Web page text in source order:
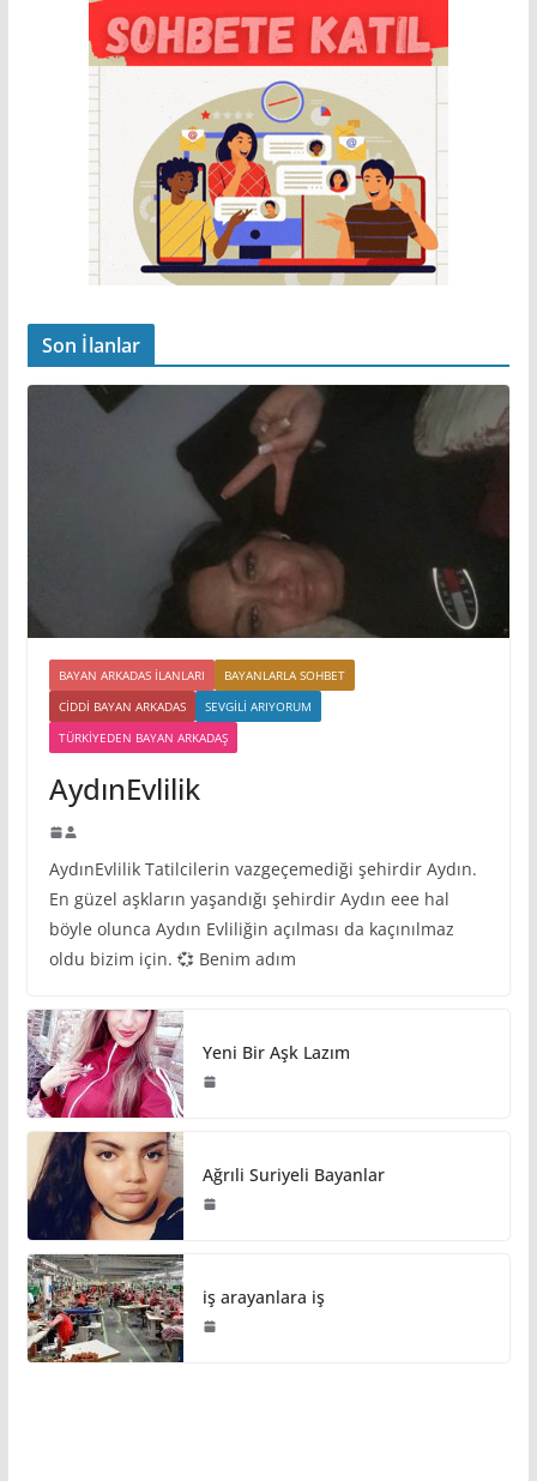
Son İlanlar
BAYAN ARKADAS ILANLARI
BAYANLARLA SOHBET
CIDDI BAYAN ARKADAS
SEVGILI ARIYORUM
TÜRKIYEDEN BAYAN ARKADAŞ
AydınEvlilik
AydınEvlilik Tatilcilerin vazgeçemediği şehirdir Aydın.
En güzel aşkların yaşandığı şehirdir Aydın eee hal
böyle olunca Aydın Evliliğin açılması da kaçınılmaz
oldu bizim için. 💞 Benim adım
Yeni Bir Aşk Lazım
Ağrıli Suriyeli Bayanlar
iş arayanlara iş